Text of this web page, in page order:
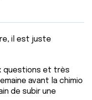
il est juste
questions et très
avant la chimio
de subir une